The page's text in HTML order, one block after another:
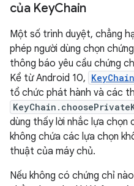
của KeyChain
Một số trình duyệt, chẳng
phép người dùng chọn
thông báo yêu cầu chứng
Kể từ Android 10, KeyChain
tổ chức phát hành và các
dùng thấy lời nhắc lựa chọn
không chứa các lựa chọn
thuật của máy chủ.
Nếu không có chứng chỉ